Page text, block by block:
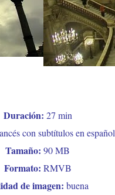
Duración: 27 min
con subtítulos en español
Tamaño: 90MB
Formato: RMVB
de imagen: buena